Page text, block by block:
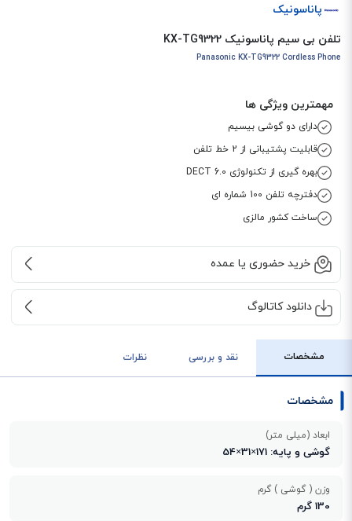
پاناسونیک
تلفن بی سیم پاناسونیک KX-TG9322
Panasonic KX-TG9322 Cordless Phone
مهمترین ویژگی ها
دارای دو گوشی بیسیم
قابلیت پشتیبانی از 2 خط تلفن
بهره گیری از تکنولوژی DECT 6.0
دفترچه تلفن 100 شماره ای
ساخت کشور مالزی
خرید حضوری یا عمده
دانلود کاتالوگ
مشخصات نقد و بررسی نظرات
مشخصات
ابعاد (میلی متر)
گوشی و پایه: 171×31×54
وزن ( گوشی ) گرم
130 گرم